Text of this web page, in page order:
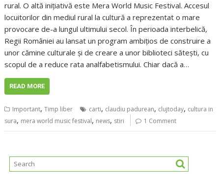
rural. O altă inițiativă este Mera World Music Festival. Accesul
locuitorilor din mediul rural la cultură a reprezentat o mare
provocare de-a lungul ultimului secol. În perioada interbelică,
Regii României au lansat un program ambițios de construire a
unor cămine culturale și de creare a unor biblioteci sătești, cu
scopul de a reduce rata analfabetismului. Chiar dacă a…
READ MORE
Important,Timp liber carti, claudiu padurean, clujtoday, cultura in
sura, mera world music festival, news, stiri 1 Comment